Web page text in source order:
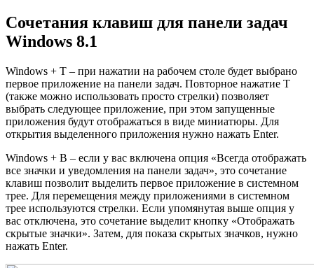
Сочетания клавиш для панели задач
Windows 8.1
Windows + T – при нажатии на рабочем столе будет выбрано
первое приложение на панели задач. Повторное нажатие T
(также можно использовать просто стрелки) позволяет
выбрать следующее приложение, при этом запущенные
приложения будут отображаться в виде миниатюры. Для
открытия выделенного приложения нужно нажать Enter.
Windows + В – если у вас включена опция «Всегда отображать
все значки и уведомления на панели задач», это сочетание
клавиш позволит выделить первое приложение в системном
трее. Для перемещения между приложениями в системном
трее используются стрелки. Если упомянутая выше опция у
вас отключена, это сочетание выделит кнопку «Отображать
скрытые значки». Затем, для показа скрытых значков, нужно
нажать Enter.